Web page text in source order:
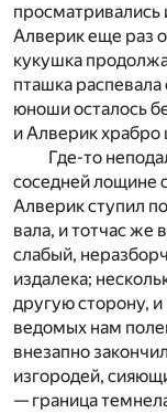
Алверик еще раз
кукушка
пташка распевала
юноши осталось
и Алверик храбро
Где-то
соседней лощине
Алверик ступил
вала, и тотчас же
слабый,
издалека;
другую сторону,
ведомых нам
внезапно
изгородей,
— граница